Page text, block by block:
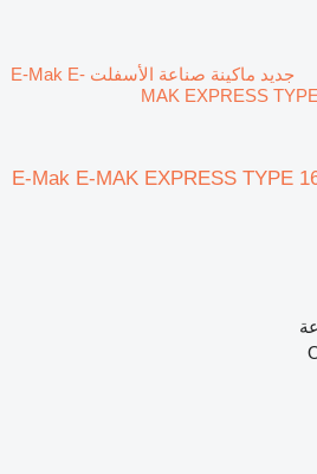
جديد ماكينة صناعة الأسفلت E-Mak E-
MAK EXPRESS
E-Mak E-MAK EXPRESS TYPE